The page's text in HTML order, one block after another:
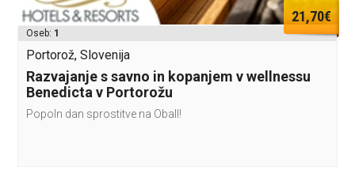
21,70€
Oseb: 1
Portorož, Slovenija
Razvajanje s savno in kopanjem v wellnessu
Benedicta v Portorožu
Popoln dan sprostitve na ObalI!